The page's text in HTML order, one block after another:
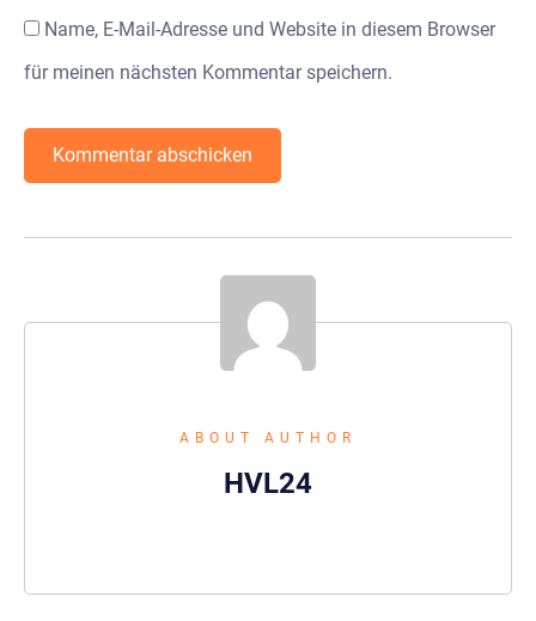
Name, E-Mail-Adresse und Website in diesem Browser
für meinen nächsten Kommentar speichern.
ABOUT AUTHOR
HVL24